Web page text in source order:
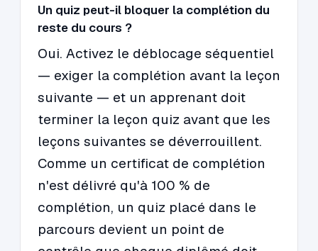
Un quiz peut-il bloquer la complétion du
reste du cours ?
Oui. Activez le déblocage séquentiel
— exiger la complétion avant la leçon
suivante — et un apprenant doit
terminer la leçon quiz avant que les
leçons suivantes se déverrouillent.
Comme un certificat de complétion
n'est délivré qu'à 100 % de
complétion, un quiz placé dans le
parcours devient un point de